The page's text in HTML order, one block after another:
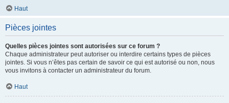
Haut
Pièces jointes
Quelles pièces jointes sont autorisées sur ce forum ?
Chaque administrateur peut autoriser ou interdire certains types de pièces
jointes. Si vous n’êtes pas certain de savoir ce qui est autorisé ou non, nous
vous invitons à contacter un administrateur du forum.
Haut